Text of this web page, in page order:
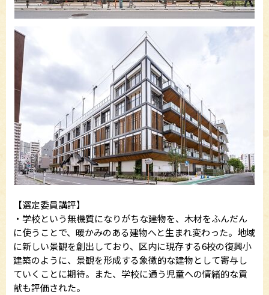
【選定委員講評】
・学校という無機質になりがちな建物を、木材をふんだん
に使うことで、暖かみのある建物へと生まれ変わった。地域
に新しい景観を創出しており、区内に現存する6校の復興小
建築のように、景観を形成する象徴的な建物として寄与し
ていくことに期待。また、学校に通う児童への情緒的な貢
献も評価された。